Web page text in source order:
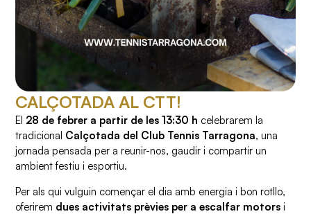
CALÇOTADA AL CTT!
El 28 de febrer a partir de les 13:30 h celebrarem la
tradicional Calçotada del Club Tennis Tarragona, una
jornada pensada per a reunir-nos, gaudir i compartir un
ambient festiu i esportiu.
Per als qui vulguin començar el dia amb energia i bon rotllo,
oferirem dues activitats prèvies per a escalfar motors i